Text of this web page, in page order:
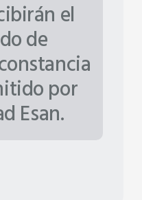
el
de
por
Esan.